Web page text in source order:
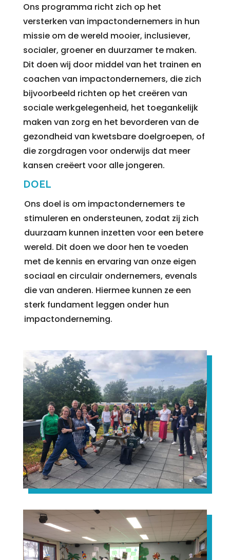
Ons programma richt zich op het
versterken van impactondernemers in hun
missie om de wereld mooier, inclusiever,
socialer, groener en duurzamer te maken.
Dit doen wij door middel van het trainen en
coachen van impactondernemers, die zich
bijvoorbeeld richten op het creëren van
sociale werkgelegenheid, het toegankelijk
maken van zorg en het bevorderen van de
gezondheid van kwetsbare doelgroepen, of
die zorgdragen voor onderwijs dat meer
kansen creëert voor alle jongeren.
DOEL
Ons doel is om impactondernemers te
stimuleren en ondersteunen, zodat zij zich
duurzaam kunnen inzetten voor een betere
wereld. Dit doen we door hen te voeden
met de kennis en ervaring van onze eigen
sociaal en circulair ondernemers, evenals
die van anderen. Hiermee kunnen ze een
sterk fundament leggen onder hun
impactonderneming.